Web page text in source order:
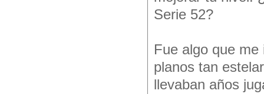
Serie 52?
Fue algo que
planos tan
llevaban años